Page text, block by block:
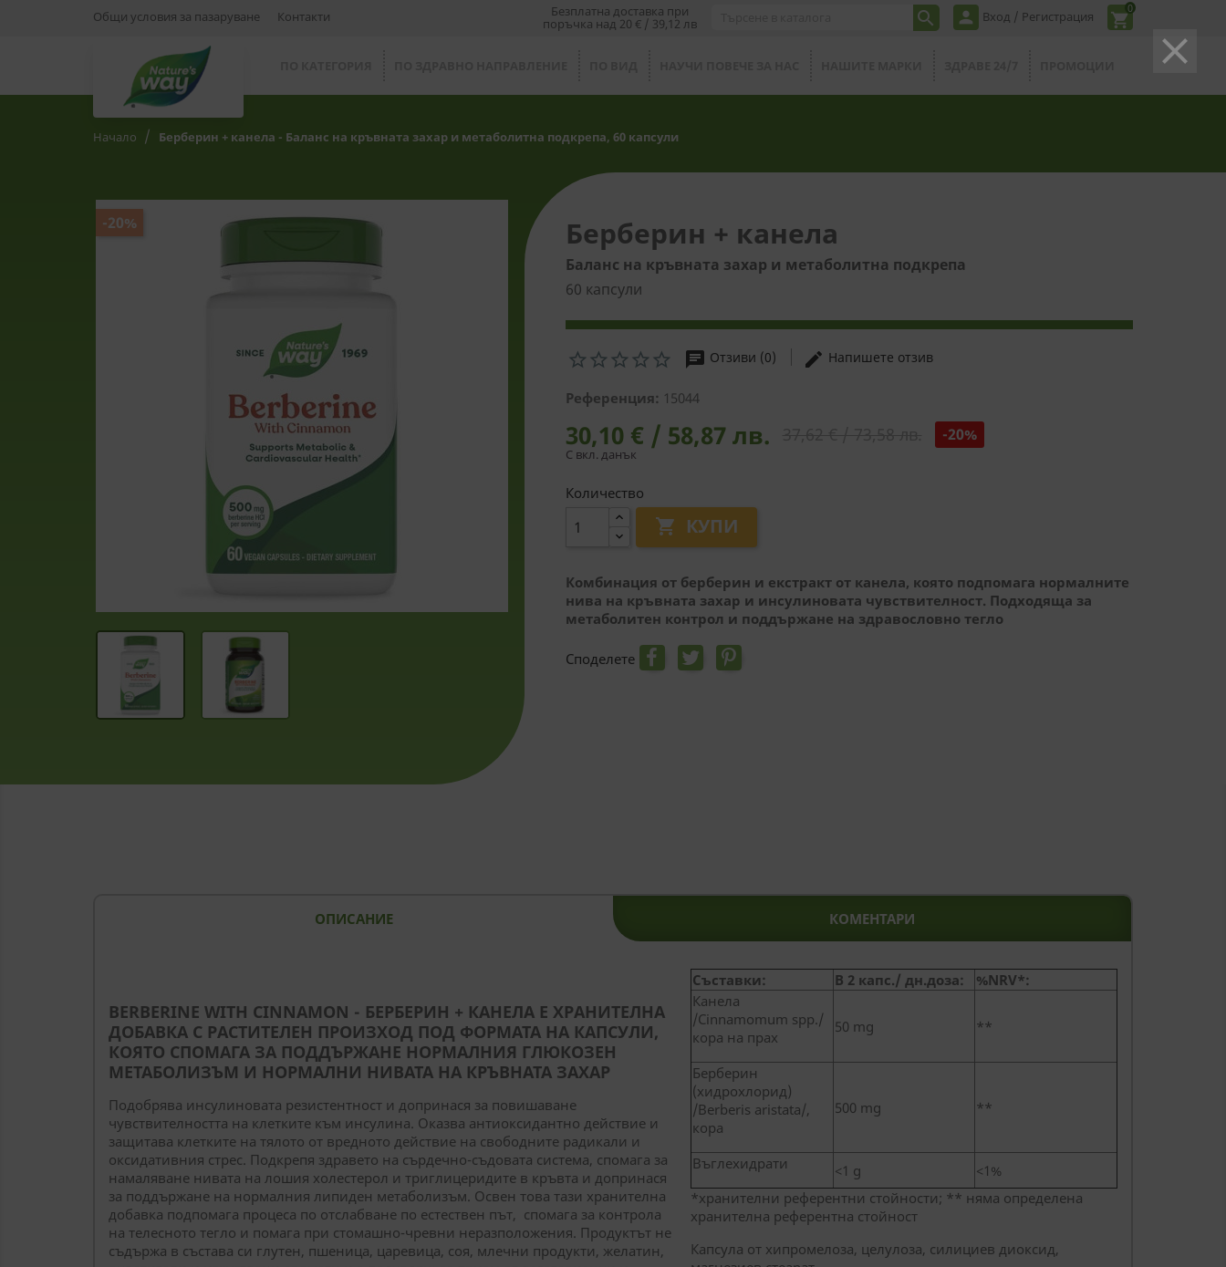
Общи условия за пазаруване Контакти Безплатна доставка при
поръчка над 20 € / 39,12 лв  person Вход / Регистрация shopping_cart
0
Начало Берберин + канела - Баланс на кръвната захар и метаболитна подкрепа, 60 капсули
-20% Берберин + канела
Баланс на кръвната захар и метаболитна подкрепа
60 капсули
chat Отзиви (0) edit Напишете отзив
Референция: 15044
30,10 € / 58,87 лв. -20%
С вкл. данък
Количество
 КУПИ
Комбинация от берберин и екстракт от канела, която подпомага нормалните
нива на кръвната захар и инсулиновата чувствителност. Подходяща за
метаболитен контрол и поддържане на здравословно тегло
Споделете
ОПИСАНИЕ КОМЕНТАРИ
BERBERINE WITH CINNAMON - БЕРБЕРИН + КАНЕЛА Е ХРАНИТЕЛНА
ДОБАВКА С РАСТИТЕЛЕН ПРОИЗХОД ПОД ФОРМАТА НА КАПСУЛИ,
КОЯТО СПОМАГА ЗА ПОДДЪРЖАНЕ НОРМАЛНИЯ ГЛЮКОЗЕН
МЕТАБОЛИЗЪМ И НОРМАЛНИ НИВАТА НА КРЪВНАТА ЗАХАР
Подобрява инсулиновата резистентност и допринася за повишаване
чувствителността на клетките към инсулина. Оказва антиоксидантно действие и
защитава клетките на тялото от вредното действие на свободните радикали и
оксидативния стрес. Подкрепя здравето на сърдечно-съдовата система, спомага за
намаляване нивата на лошия холестерол и триглицеридите в кръвта и допринася
за поддържане на нормалния липиден метаболизъм. Освен това тази хранителна
добавка подпомага процеса по отслабване по естествен път, спомага за контрола
на телесното тегло и помага при стомашно-чревни неразположения. Продуктът не
съдържа в състава си глутен, пшеница, царевица, соя, млечни продукти, желатин,
Съставки: В 2 капс./ дн.доза:
%NRV*:
Канела
/Cinnamomum spp./
кора на прах
50 mg **
Берберин
(хидрохлорид)
/Berberis aristata/,
кора
500 mg **
Въглехидрати <1 g
<1%
*хранителни референтни стойности; ** няма определена
хранителна референтна стойност
Капсула от хипромелоза, целулоза, силициев диоксид,
clear